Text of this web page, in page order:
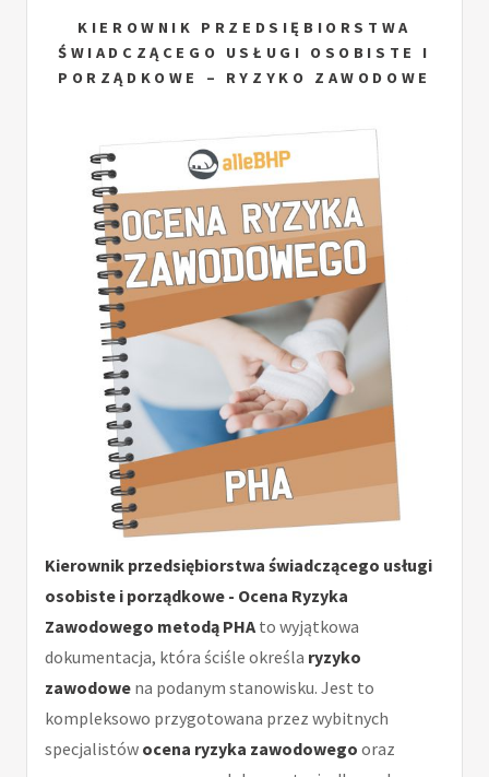
KIEROWNIK PRZEDSIĘBIORSTWA
ŚWIADCZĄCEGO USŁUGI OSOBISTE I
PORZĄDKOWE – RYZYKO ZAWODOWE
Kierownik przedsiębiorstwa świadczącego usługi
osobiste i porządkowe - Ocena Ryzyka
Zawodowego metodą PHA to wyjątkowa
dokumentacja, która ściśle określa ryzyko
zawodowe na podanym stanowisku. Jest to
kompleksowo przygotowana przez wybitnych
specjalistów ocena ryzyka zawodowego oraz